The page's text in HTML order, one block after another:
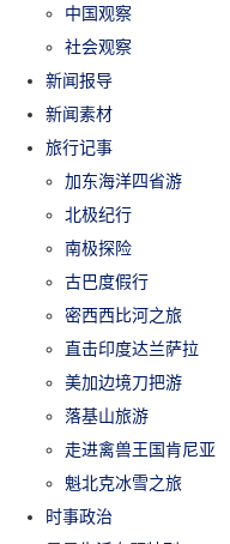
中国观察
社会观察
新闻报导
新闻素材
旅行记事
加东海洋四省游
北极纪行
南极探险
古巴度假行
密西西比河之旅
直击印度达兰萨拉
美加边境刀把游
落基山旅游
走进禽兽王国肯尼亚
魁北克冰雪之旅
时事政治